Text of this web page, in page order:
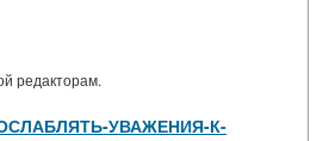
редакторам.
ОСЛАБЛЯТЬ-УВАЖЕНИЯ-К-